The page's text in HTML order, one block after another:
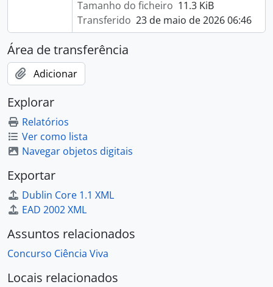
Tamanho do ficheiro 11.3 KiB
Transferido 23 de maio de 2026 06:46
Área de transferência
Adicionar
Explorar
Relatórios
Ver como lista
Navegar objetos digitais
Exportar
Dublin Core 1.1 XML
EAD 2002 XML
Assuntos relacionados
Concurso Ciência Viva
Locais relacionados